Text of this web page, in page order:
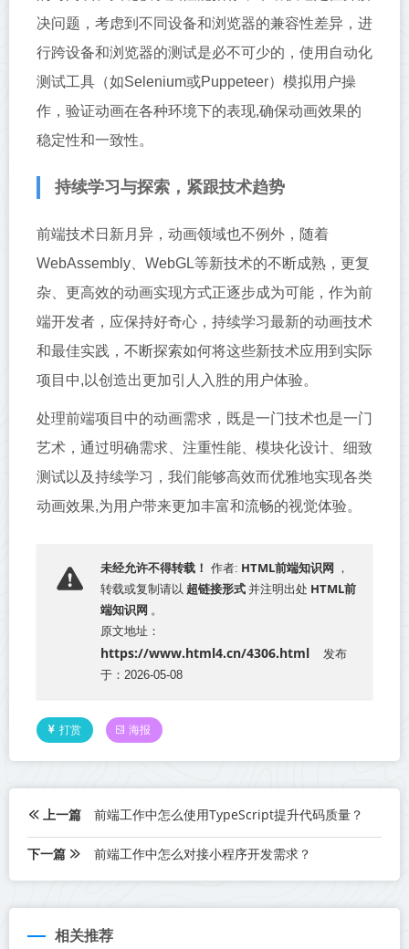
决问题，考虑到不同设备和浏览器的兼容性差异，进
行跨设备和浏览器的测试是必不可少的，使用自动化
测试工具（如Selenium或Puppeteer）模拟用户操
作，验证动画在各种环境下的表现,确保动画效果的
稳定性和一致性。
持续学习与探索，紧跟技术趋势
前端技术日新月异，动画领域也不例外，随着
WebAssembly、WebGL等新技术的不断成熟，更复
杂、更高效的动画实现方式正逐步成为可能，作为前
端开发者，应保持好奇心，持续学习最新的动画技术
和最佳实践，不断探索如何将这些新技术应用到实际
项目中,以创造出更加引人入胜的用户体验。
处理前端项目中的动画需求，既是一门技术也是一门
艺术，通过明确需求、注重性能、模块化设计、细致
测试以及持续学习，我们能够高效而优雅地实现各类
动画效果,为用户带来更加丰富和流畅的视觉体验。
未经允许不得转载！ 作者: HTML前端知识网 ，
转载或复制请以 超链接形式 并注明出处 HTML前
端知识网 。
原文地址：
https://www.html4.cn/4306.html
发布
于：2026-05-08
打赏 海报
上一篇 前端工作中怎么使用TypeScript提升代码质量？
下一篇 前端工作中怎么对接小程序开发需求？
相关推荐